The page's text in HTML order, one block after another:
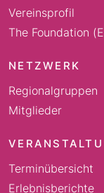
Vereinsprofil
The Foundation
NETZWERK
Regionalgruppen
Mitglieder
Terminübersicht
Erlebnisberichte